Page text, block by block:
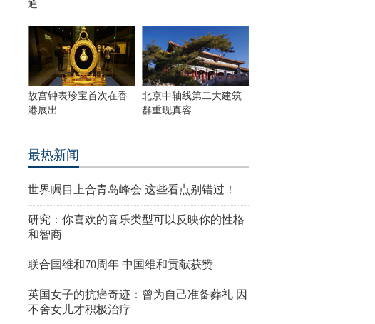
通
故宫钟表珍宝首次在香
港展出
北京中轴线第二大建筑
群重现真容
最热新闻
世界瞩目上合青岛峰会 这些看点别错过！
研究：你喜欢的音乐类型可以反映你的性格
和智商
联合国维和70周年 中国维和贡献获赞
英国女子的抗癌奇迹：曾为自己准备葬礼 因
不舍女儿才积极治疗